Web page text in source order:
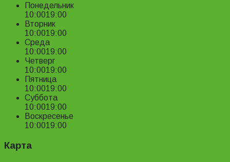
Понедельник
10:0019:00
Вторник
10:0019:00
Среда
10:0019:00
Четверг
10:0019:00
Пятница
10:0019:00
Суббота
10:0019:00
Воскресенье
10:0019:00
Карта